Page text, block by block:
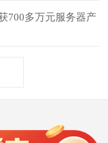
700多万元服务器产